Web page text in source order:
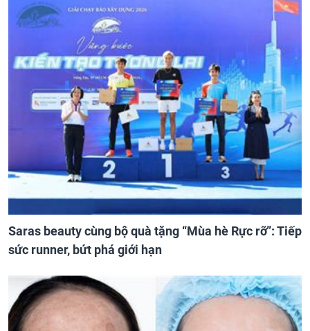
Saras beauty cùng bộ quà tặng “Mùa hè Rực rỡ”: Tiếp
sức runner, bứt phá giới hạn